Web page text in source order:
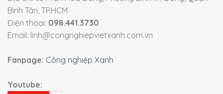
Bình Tân, TP.HCM
Điện thoại: 098.441.3730
Email: linh@congnghiepvietxanh.com.vn
Fanpage: Công nghiệp Xanh
Youtube: